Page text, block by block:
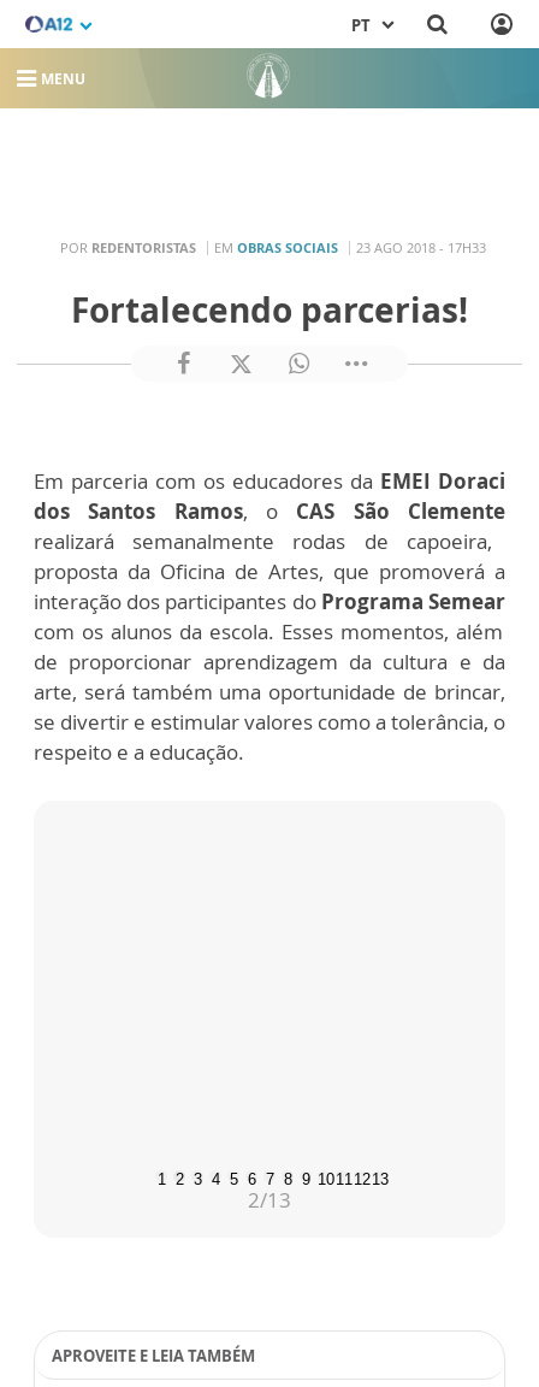
PT
MENU
POR REDENTORISTAS EM OBRAS SOCIAIS 23 AGO 2018 - 17H33
Fortalecendo parcerias!
Em parceria com os educadores da EMEI Doraci
dos Santos Ramos, o CAS São Clemente
realizará semanalmente rodas de capoeira,
proposta da Oficina de Artes, que promoverá a
interação dos participantes do Programa Semear
com os alunos da escola. Esses momentos, além
de proporcionar aprendizagem da cultura e da
arte, será também uma oportunidade de brincar,
se divertir e estimular valores como a tolerância, o
respeito e a educação.
1 2 3 4 5 6 7 8 9 1011 1213
2/13
APROVEITE E LEIA TAMBÉM